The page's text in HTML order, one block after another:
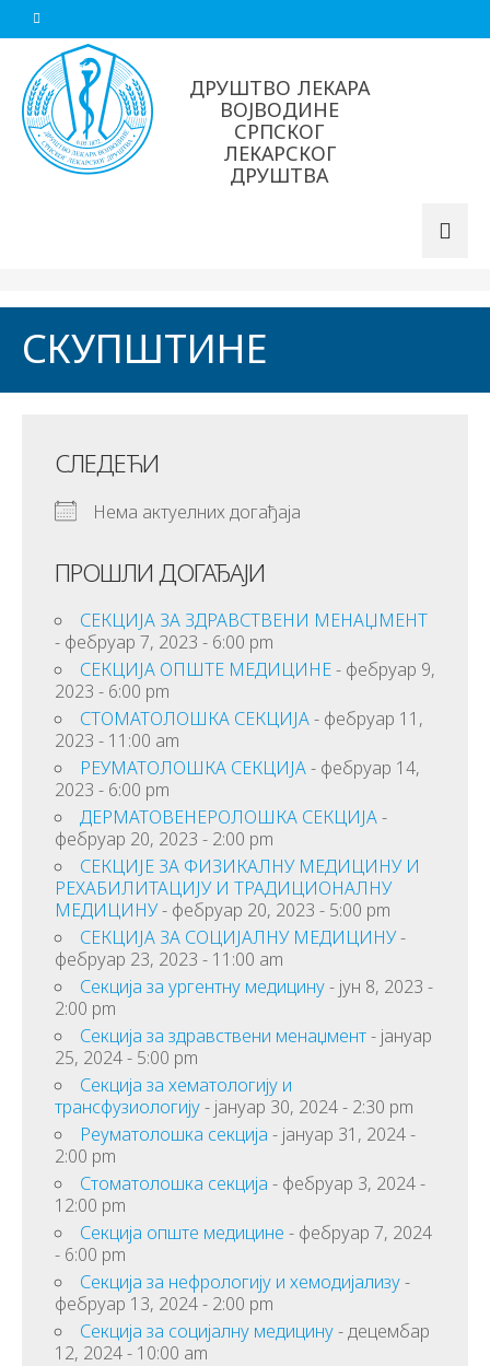
ДРУШТВО ЛЕКАРА
ВОЈВОДИНЕ
СРПСКОГ
ЛЕКАРСКОГ
ДРУШТВА
СКУПШТИНЕ
СЛЕДЕЋИ
Нема актуелних догађаја
ПРОШЛИ ДОГАЂАЈИ
СЕКЦИЈA ЗА ЗДРАВСТВЕНИ МЕНАЏМЕНТ
- фебруар 7, 2023 - 6:00 pm
СЕКЦИЈА ОПШТЕ МЕДИЦИНЕ- фебруар 9,
2023 - 6:00 pm
СТОМАТОЛОШКА СЕКЦИЈА- фебруар 11,
2023 - 11:00 am
РЕУМАТОЛОШКА СЕКЦИЈА- фебруар 14,
2023 - 6:00 pm
ДЕРМАТОВЕНЕРОЛОШКА СЕКЦИЈА-
фебруар 20, 2023 - 2:00 pm
СЕКЦИЈЕ ЗА ФИЗИКАЛНУ МЕДИЦИНУ И
РЕХАБИЛИТАЦИЈУ И ТРАДИЦИОНАЛНУ
МЕДИЦИНУ- фебруар 20, 2023 - 5:00 pm
СЕКЦИЈА ЗА СОЦИЈАЛНУ МЕДИЦИНУ-
фебруар 23, 2023 - 11:00 am
Секција за ургентну медицину- јун 8, 2023 -
2:00 pm
Секција за здравствени менаџмент- јануар
25, 2024 - 5:00 pm
Секција за хематологију и
трансфузиологију- јануар 30, 2024 - 2:30 pm
Реуматолошка секција - јануар 31, 2024 -
2:00 pm
Стоматолошка секција - фебруар 3, 2024 -
12:00 pm
Секција опште медицине - фебруар 7, 2024
- 6:00 pm
Секција за нефрологију и хемодијализу-
фебруар 13, 2024 - 2:00 pm
Секција за социјалну медицину- децембар
12, 2024 - 10:00 am